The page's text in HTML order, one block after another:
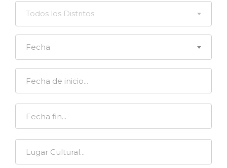
Todos los Distritos
Fecha